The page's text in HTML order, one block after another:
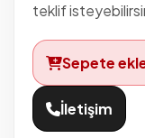
teklif
Sepete
İletişim